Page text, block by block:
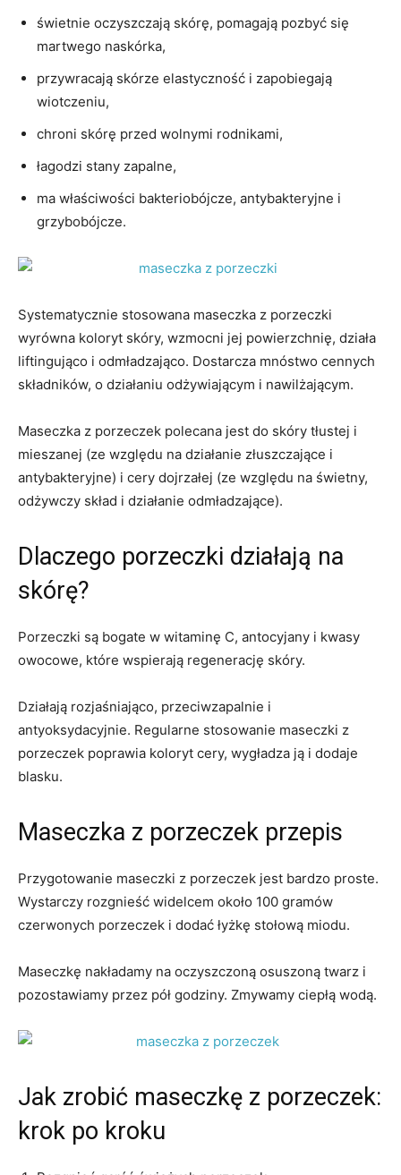
świetnie oczyszczają skórę, pomagają pozbyć się
martwego naskórka,
przywracają skórze elastyczność i zapobiegają
wiotczeniu,
chroni skórę przed wolnymi rodnikami,
łagodzi stany zapalne,
ma właściwości bakteriobójcze, antybakteryjne i
grzybobójcze.
Systematycznie stosowana maseczka z porzeczki
wyrówna koloryt skóry, wzmocni jej powierzchnię, działa
liftingująco i odmładzająco. Dostarcza mnóstwo cennych
składników, o działaniu odżywiającym i nawilżającym.
Maseczka z porzeczek polecana jest do skóry tłustej i
mieszanej (ze względu na działanie złuszczające i
antybakteryjne) i cery dojrzałej (ze względu na świetny,
odżywczy skład i działanie odmładzające).
Dlaczego porzeczki działają na
skórę?
Porzeczki są bogate w witaminę C, antocyjany i kwasy
owocowe, które wspierają regenerację skóry.
Działają rozjaśniająco, przeciwzapalnie i
antyoksydacyjnie. Regularne stosowanie maseczki z
porzeczek poprawia koloryt cery, wygładza ją i dodaje
blasku.
Maseczka z porzeczek przepis
Przygotowanie maseczki z porzeczek jest bardzo proste.
Wystarczy rozgnieść widelcem około 100 gramów
czerwonych porzeczek i dodać łyżkę stołową miodu.
Maseczkę nakładamy na oczyszczoną osuszoną twarz i
pozostawiamy przez pół godziny. Zmywamy ciepłą wodą.
Jak zrobić maseczkę z porzeczek:
krok po kroku